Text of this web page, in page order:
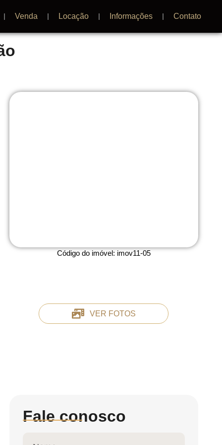
Venda Locação Informações Contato
Código do imóvel: imov11-05
VER FOTOS
Fale conosco